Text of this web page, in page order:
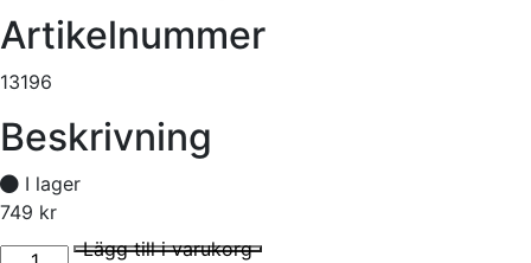
Artikelnummer
13196
Beskrivning
I lager
749 kr
I lager
Silikonslang Blå 15m (1.6mm id) # mängd Lägg till i varukorg